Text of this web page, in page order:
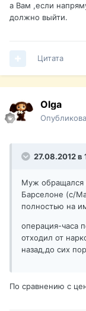
а Вам ,если
должно выйти.
Цитата
Olga
27.08.2012 в
Муж обращался
Барселоне (c/
полностью на
операция-часа
отходил от
назад,до сих
По сравнению с